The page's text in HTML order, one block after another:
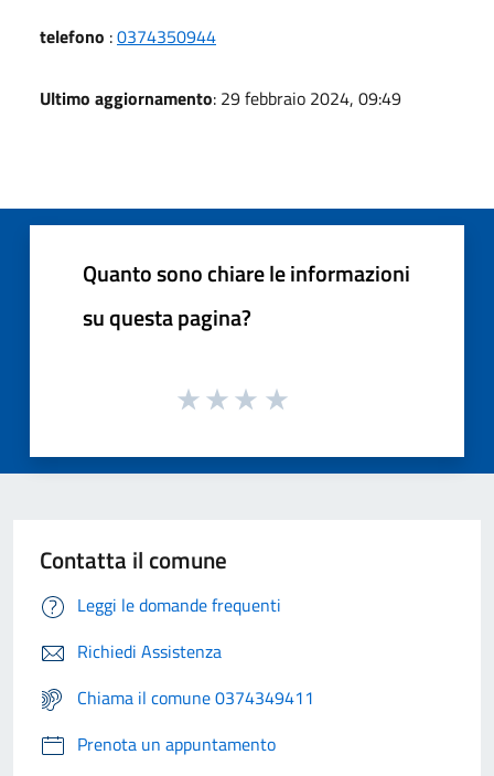
telefono :0374350944
Ultimo aggiornamento: 29 febbraio 2024, 09:49
Quanto sono chiare le informazioni
su questa pagina?
Contatta il comune
Leggi le domande frequenti
Richiedi Assistenza
Chiama il comune 0374349411
Prenota un appuntamento